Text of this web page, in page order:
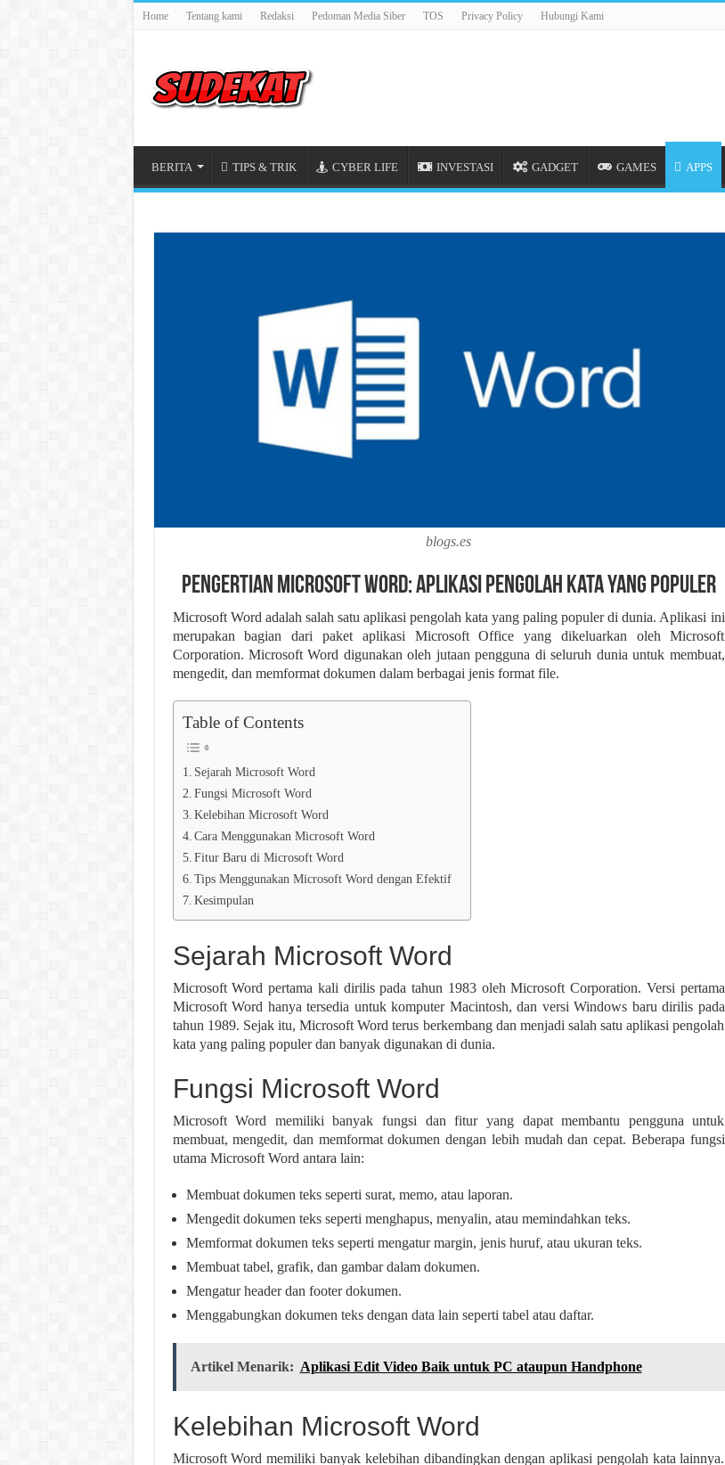
Home Tentang kami Redaksi Pedoman Media Siber TOS Privacy Policy Hubungi Kami
BERITA TIPS & TRIK CYBER LIFE INVESTASI GADGET GAMES APPS
blogs.es
Pengertian Microsoft Word: Aplikasi Pengolah Kata yang Populer
Microsoft Word adalah salah satu aplikasi pengolah kata yang paling populer di dunia. Aplikasi ini
merupakan bagian dari paket aplikasi Microsoft Office yang dikeluarkan oleh Microsoft
Corporation. Microsoft Word digunakan oleh jutaan pengguna di seluruh dunia untuk membuat,
mengedit, dan memformat dokumen dalam berbagai jenis format file.
Table of Contents
Sejarah Microsoft Word
Fungsi Microsoft Word
Kelebihan Microsoft Word
Cara Menggunakan Microsoft Word
Fitur Baru di Microsoft Word
Tips Menggunakan Microsoft Word dengan Efektif
Kesimpulan
Sejarah Microsoft Word
Microsoft Word pertama kali dirilis pada tahun 1983 oleh Microsoft Corporation. Versi pertama
Microsoft Word hanya tersedia untuk komputer Macintosh, dan versi Windows baru dirilis pada
tahun 1989. Sejak itu, Microsoft Word terus berkembang dan menjadi salah satu aplikasi pengolah
kata yang paling populer dan banyak digunakan di dunia.
Fungsi Microsoft Word
Microsoft Word memiliki banyak fungsi dan fitur yang dapat membantu pengguna untuk
membuat, mengedit, dan memformat dokumen dengan lebih mudah dan cepat. Beberapa fungsi
utama Microsoft Word antara lain:
Membuat dokumen teks seperti surat, memo, atau laporan.
Mengedit dokumen teks seperti menghapus, menyalin, atau memindahkan teks.
Memformat dokumen teks seperti mengatur margin, jenis huruf, atau ukuran teks.
Membuat tabel, grafik, dan gambar dalam dokumen.
Mengatur header dan footer dokumen.
Menggabungkan dokumen teks dengan data lain seperti tabel atau daftar.
Artikel Menarik: Aplikasi Edit Video Baik untuk PC ataupun Handphone
Kelebihan Microsoft Word
Microsoft Word memiliki banyak kelebihan dibandingkan dengan aplikasi pengolah kata lainnya.